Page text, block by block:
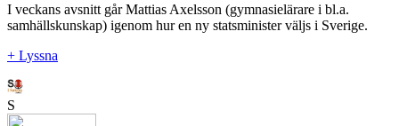
I veckans avsnitt går Mattias Axelsson (gymnasielärare i bl.a.
samhällskunskap) igenom hur en ny statsminister väljs i Sverige.
+ Lyssna
S